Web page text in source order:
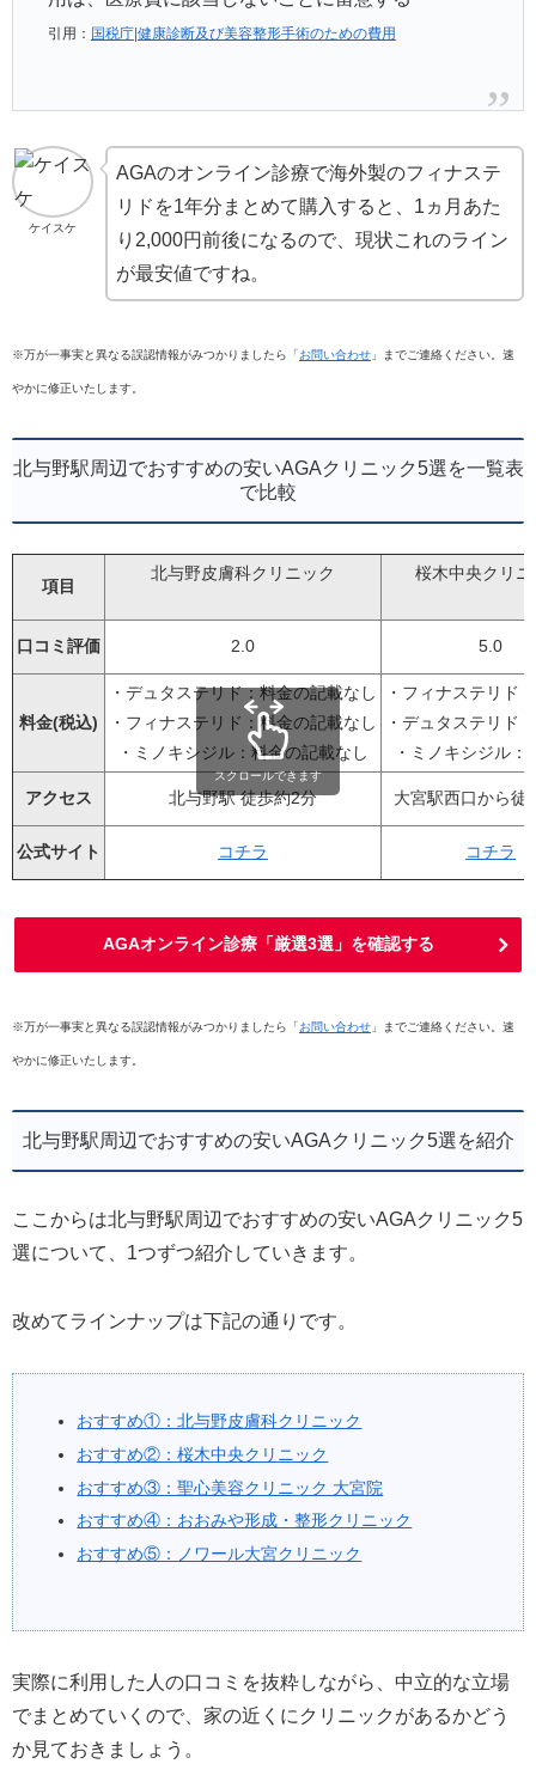
引用： 国税庁|健康診断及び美容整形手術のための費用
ケイスケ
AGAのオンライン診療で海外製のフィナステ
リドを1年分まとめて購入すると、1ヵ月あた
り2,000円前後になるので、現状これのライン
が最安値ですね。
※万が一事実と異なる誤認情報がみつかりましたら「お問い合わせ 」までご連絡ください。速
やかに修正いたします。
北与野駅周辺でおすすめの安いAGAクリニック5選を一覧表
で比較
項目
北与野皮膚科クリニック 桜木中央クリニ
口コミ評価 2.0 5.0
料金(税込)
・デュタステリド：料金の記載なし
・フィナステリド：料金の記載なし
・ミノキシジル：料金の記載なし
・フィナステリド
・デュタステリド
・ミノキシジル：
アクセス 北与野駅 徒歩約2分 大宮駅西口から徒
公式サイト コチラ コチラ
スクロールできます
AGAオンライン診療「厳選3選」を確認する
※万が一事実と異なる誤認情報がみつかりましたら「お問い合わせ 」までご連絡ください。速
やかに修正いたします。
北与野駅周辺でおすすめの安いAGAクリニック5選を紹介
ここからは北与野駅周辺でおすすめの安いAGAクリニック5
選について、1つずつ紹介していきます。
改めてラインナップは下記の通りです。
おすすめ①：北与野皮膚科クリニック
おすすめ②：桜木中央クリニック
おすすめ③：聖心美容クリニック 大宮院
おすすめ④：おおみや形成・整形クリニック
おすすめ⑤：ノワール大宮クリニック
実際に利用した人の口コミを抜粋しながら、中立的な立場
でまとめていくので、家の近くにクリニックがあるかどう
か見ておきましょう。